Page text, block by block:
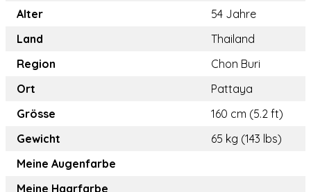
Alter
54 Jahre
Land
Thailand
Region
Chon Buri
Ort
Pattaya
Grösse
160 cm (5.2 ft)
Gewicht
65 kg (143 lbs)
Meine Augenfarbe
Meine Haarfarbe